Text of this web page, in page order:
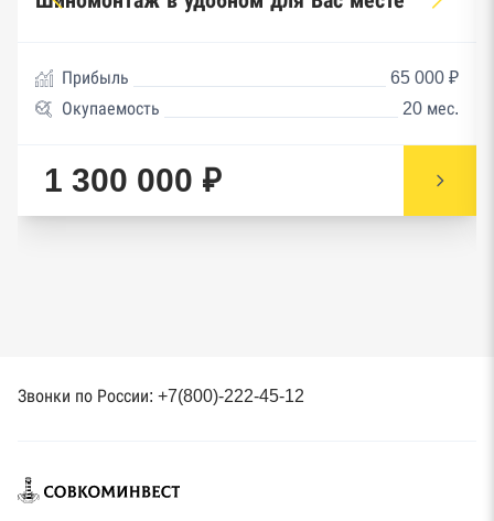
Прибыль
65 000 ₽
Окупаемость
20 мес.
1 300 000 ₽
Звонки по России: +7(800)-222-45-12